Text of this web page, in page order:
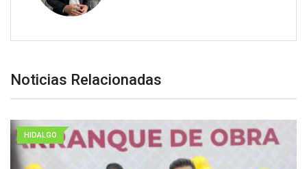
Noticias Relacionadas
HIDALGO